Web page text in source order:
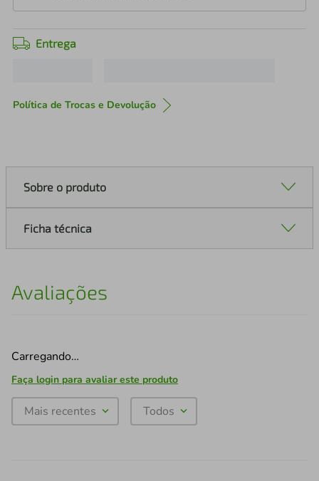
Entrega
Política de Trocas e Devolução
Sobre o produto
Ficha técnica
Avaliações
Carregando…
Faça login para avaliar este produto
Mais recentes Todos